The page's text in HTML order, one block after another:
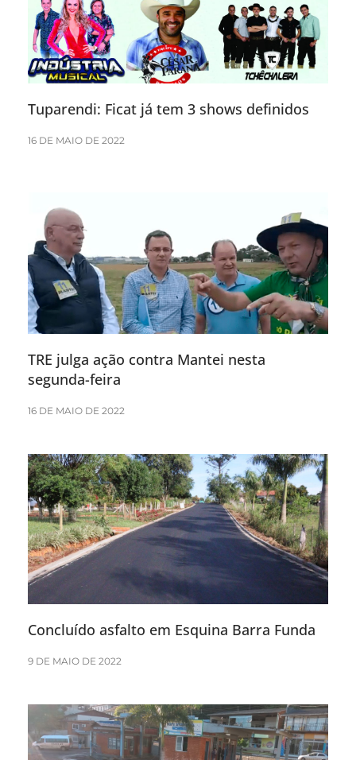
Tuparendi: Ficat já tem 3 shows definidos
16 DE MAIO DE 2022
TRE julga ação contra Mantei nesta
segunda-feira
16 DE MAIO DE 2022
Concluído asfalto em Esquina Barra Funda
9 DE MAIO DE 2022